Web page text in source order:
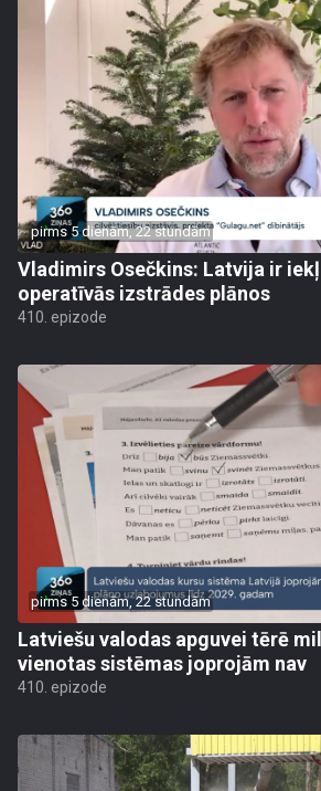
pirms 5 dienām, 22 stundām
Vladimirs Osečkins: Latvija ir
operatīvās izstrādes plānos
410. epizode
pirms 5 dienām, 22 stundām
Latviešu valodas apguvei tērē
vienotas sistēmas joprojām nav
410. epizode